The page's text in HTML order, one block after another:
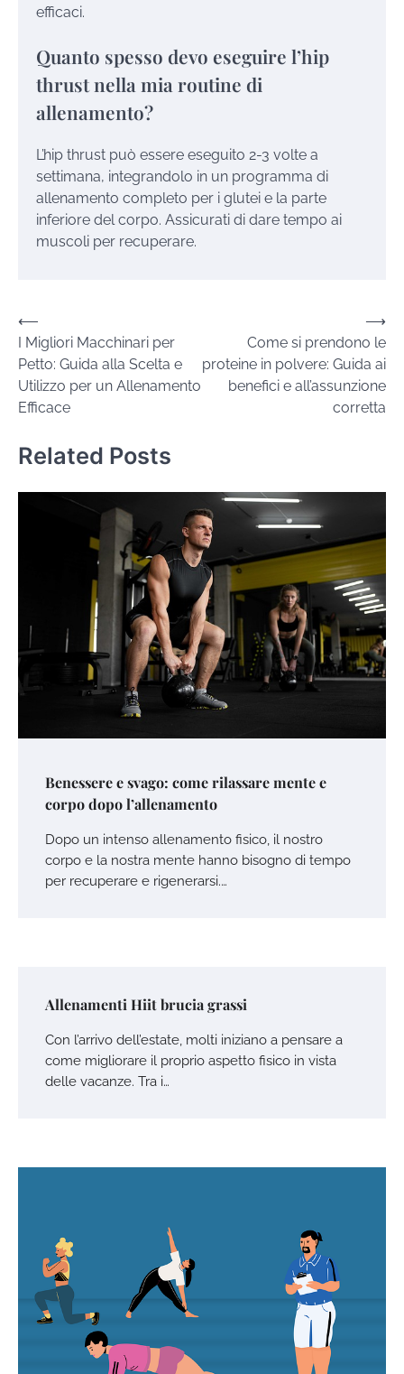
efficaci.
Quanto spesso devo eseguire l’hip
thrust nella mia routine di
allenamento?
L’hip thrust può essere eseguito 2-3 volte a
settimana, integrandolo in un programma di
allenamento completo per i glutei e la parte
inferiore del corpo. Assicurati di dare tempo ai
muscoli per recuperare.
Navigazione
articoli
⟵
I Migliori Macchinari per
Petto: Guida alla Scelta e
Utilizzo per un Allenamento
Efficace
Come si prendono le
proteine in polvere: Guida ai
benefici e all’assunzione
corretta
⟶
Related Posts
Benessere e svago: come rilassare mente e
corpo dopo l’allenamento
Dopo un intenso allenamento fisico, il nostro
corpo e la nostra mente hanno bisogno di tempo
per recuperare e rigenerarsi.…
Allenamenti Hiit brucia grassi
Con l’arrivo dell’estate, molti iniziano a pensare a
come migliorare il proprio aspetto fisico in vista
delle vacanze. Tra i…